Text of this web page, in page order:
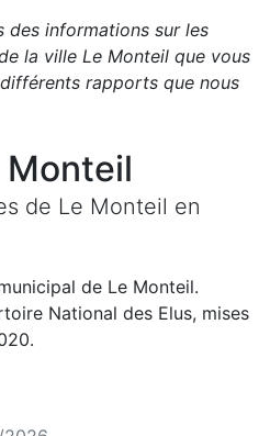
des informations sur les
la ville Le Monteil que vous
rapports que nous
Monteil
de Le Monteil en
de Le Monteil.
National des Elus, mises